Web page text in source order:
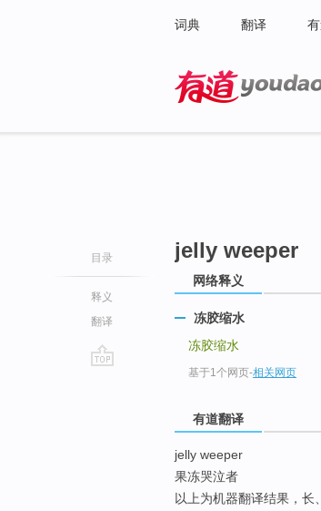
词典 翻译
目录
释义
翻译
jelly weeper
网络释义
冻胶缩水
冻胶缩水
基于1个网页-相关网页
有道翻译
jelly weeper
果冻哭泣者
以上为机器翻译结果，长